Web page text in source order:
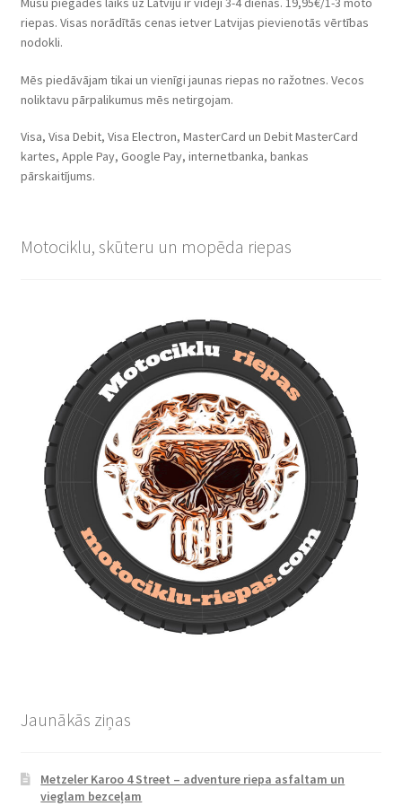
riepas. Visas norādītās cenas ietver Latvijas pievienotās vērtības
nodokli.
Mēs piedāvājam tikai un vienīgi jaunas riepas no ražotnes. Vecos
noliktavu pārpalikumus mēs netirgojam.
Visa, Visa Debit, Visa Electron, MasterCard un Debit MasterCard
kartes, Apple Pay, Google Pay, internetbanka, bankas
pārskaitījums.
Motociklu, skūteru un mopēda riepas
Jaunākās ziņas
Metzeler Karoo 4 Street – adventure riepa asfaltam un
vieglam bezceļam